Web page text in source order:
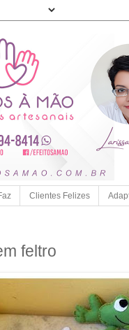
Clientes Felizes
feltro